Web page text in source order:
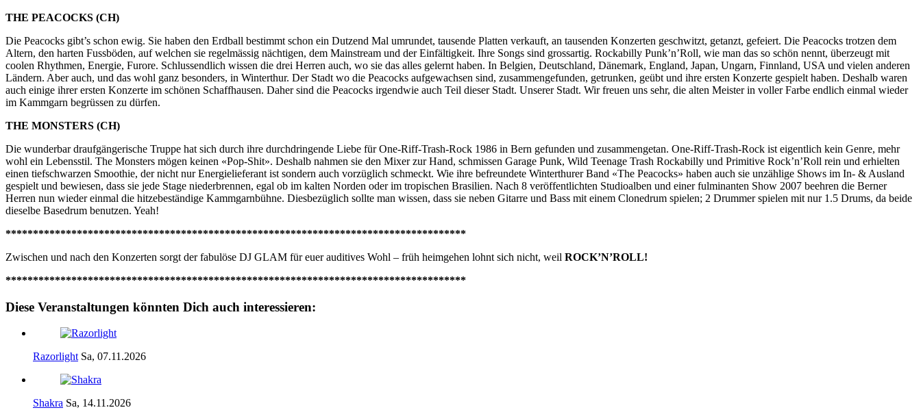
THE PEACOCKS (CH)
Die Peacocks gibt’s schon ewig. Sie haben den Erdball bestimmt schon ein Dutzend Mal umrundet, tausende Platten verkauft, an tausenden Konzerten geschwitzt, getanzt, gefeiert. Die Peacocks trotzen dem
Altern, den harten Fussböden, auf welchen sie regelmässig nächtigen, dem Mainstream und der Einfältigkeit. Ihre Songs sind grossartig. Rockabilly Punk’n’Roll, wie man das so schön nennt, überzeugt mit
coolen Rhythmen, Energie, Furore. Schlussendlich wissen die drei Herren auch, wo sie das alles gelernt haben. In Belgien, Deutschland, Dänemark, England, Japan, Ungarn, Finnland, USA und vielen anderen
Ländern. Aber auch, und das wohl ganz besonders, in Winterthur. Der Stadt wo die Peacocks aufgewachsen sind, zusammengefunden, getrunken, geübt und ihre ersten Konzerte gespielt haben. Deshalb waren
auch einige ihrer ersten Konzerte im schönen Schaffhausen. Daher sind die Peacocks irgendwie auch Teil dieser Stadt. Unserer Stadt. Wir freuen uns sehr, die alten Meister in voller Farbe endlich einmal wieder
im Kammgarn begrüssen zu dürfen.
THE MONSTERS (CH)
Die wunderbar draufgängerische Truppe hat sich durch ihre durchdringende Liebe für One-Riff-Trash-Rock 1986 in Bern gefunden und zusammengetan. One-Riff-Trash-Rock ist eigentlich kein Genre, mehr
wohl ein Lebensstil. The Monsters mögen keinen «Pop-Shit». Deshalb nahmen sie den Mixer zur Hand, schmissen Garage Punk, Wild Teenage Trash Rockabilly und Primitive Rock’n’Roll rein und erhielten
einen tiefschwarzen Smoothie, der nicht nur Energielieferant ist sondern auch vorzüglich schmeckt. Wie ihre befreundete Winterthurer Band «The Peacocks» haben auch sie unzählige Shows im In- & Ausland
gespielt und bewiesen, dass sie jede Stage niederbrennen, egal ob im kalten Norden oder im tropischen Brasilien. Nach 8 veröffentlichten Studioalben und einer fulminanten Show 2007 beehren die Berner
Herren nun wieder einmal die hitzebeständige Kammgarnbühne. Diesbezüglich sollte man wissen, dass sie neben Gitarre und Bass mit einem Clonedrum spielen; 2 Drummer spielen mit nur 1.5 Drums, da beide
dieselbe Basedrum benutzen. Yeah!
************************************************************************************
Zwischen und nach den Konzerten sorgt der fabulöse DJ GLAM für euer auditives Wohl – früh heimgehen lohnt sich nicht, weil ROCK’N’ROLL!
************************************************************************************
Diese Veranstaltungen könnten Dich auch interessieren:
RazorlightSa, 07.11.2026
Shakra Sa, 14.11.2026